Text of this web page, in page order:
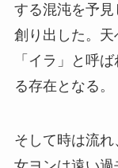
する混沌を予
創り出した。
「イラ」と呼
る存在となる。
そして時は流